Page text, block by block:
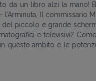
da un libro alzi la mano!
l’Arminuta, Il commissario
piccolo e grande
e televisivi?
questo ambito e le